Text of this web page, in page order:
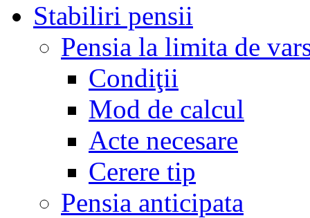
Stabiliri pensii
Pensia la limita de
Condiţii
Mod de calcul
Acte necesare
Cerere tip
Pensia anticipata